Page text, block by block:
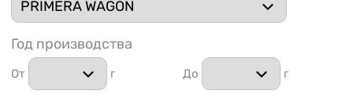
91
Год производства
От г До г